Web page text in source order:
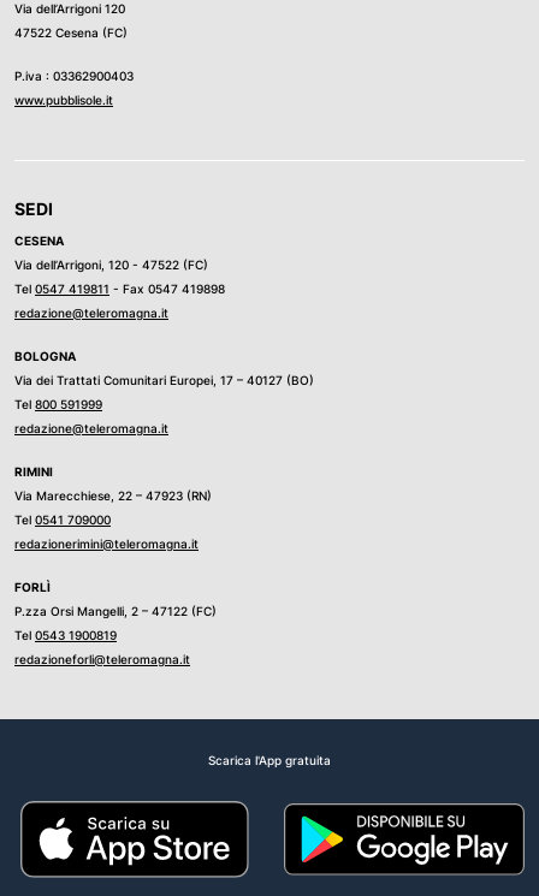
Via dell’Arrigoni 120
47522 Cesena (FC)
P.iva : 03362900403
www.pubblisole.it
SEDI
CESENA
Via dell’Arrigoni, 120 - 47522 (FC)
Tel 0547 419811 - Fax 0547 419898
redazione@teleromagna.it
BOLOGNA
Via dei Trattati Comunitari Europei, 17 – 40127 (BO)
Tel 800 591999
redazione@teleromagna.it
RIMINI
Via Marecchiese, 22 – 47923 (RN)
Tel 0541 709000
redazionerimini@teleromagna.it
FORLÌ
P.zza Orsi Mangelli, 2 – 47122 (FC)
Tel 0543 1900819
redazioneforli@teleromagna.it
Scarica l'App gratuita